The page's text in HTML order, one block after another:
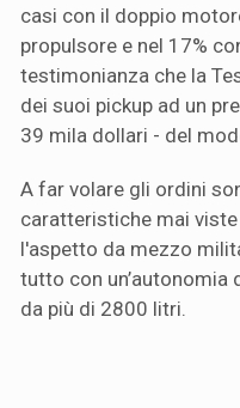
casi con il doppio
propulsore e nel 17%
testimonianza che la
dei suoi pickup ad un
39 mila dollari - del
A far volare gli ordini
caratteristiche mai
l'aspetto da mezzo
tutto con un’autonomia
da più di 2800 litri.